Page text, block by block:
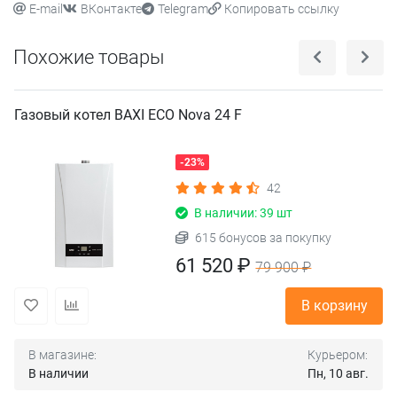
E-mail
ВКонтакте Telegram Копировать ссылку
Похожие товары
Газовый котел BAXI ECO Nova 24 F
-23%
42
В наличии: 39 шт
615 бонусов за покупку
61 520 ₽79 900 ₽
В корзину
В магазине:
В наличии
Курьером:
Пн, 10 авг.